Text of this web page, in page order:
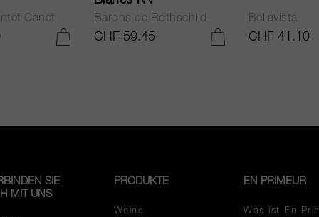
Canet Barons de Rothschild
CHF 59.45
Bellavista
CHF 41.10
SIE
MIT UNS
PRODUKTE
Weine
EN PRIMEUR
Was ist En